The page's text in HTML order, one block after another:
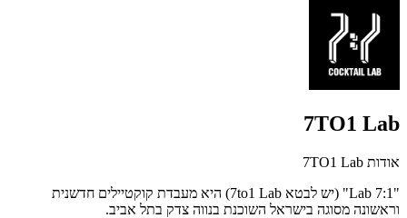
7TO1 Lab
אודות 7TO1 Lab
"7:1 Lab" (יש לבטא 7to1 Lab) היא מעבדת קוקטיילים חדשנית
וראשונה מסוגה בישראל השוכנת בנווה צדק בתל אביב.